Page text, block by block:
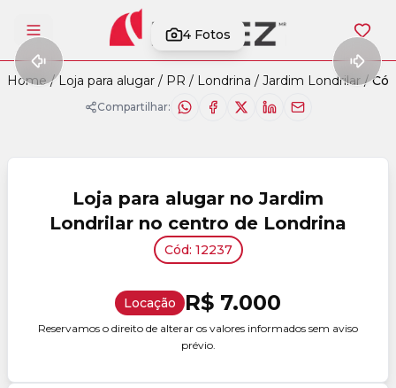
Abrir menu 4 Fotos
Home / Loja para alugar / PR / Londrina / Jardim Londrilar /
Compartilhar:
Loja para alugar no Jardim
Londrilar no centro de Londrina
Cód: 12237
Locação R$ 7.000
Reservamos o direito de alterar os valores informados sem aviso
prévio.